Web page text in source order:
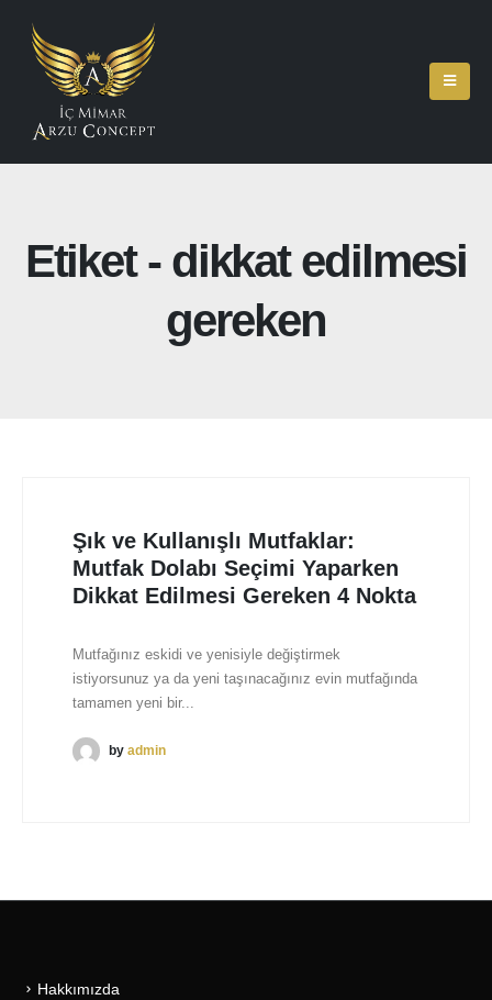
Etiket - dikkat edilmesi
gereken
Şık ve Kullanışlı Mutfaklar:
Mutfak Dolabı Seçimi Yaparken
Dikkat Edilmesi Gereken 4 Nokta
Mutfağınız eskidi ve yenisiyle değiştirmek
istiyorsunuz ya da yeni taşınacağınız evin mutfağında
tamamen yeni bir...
by admin
Hakkımızda